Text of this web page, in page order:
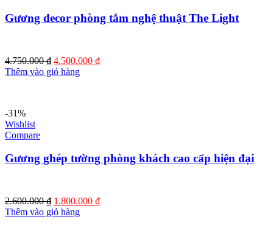
Gương decor phòng tắm nghệ thuật The Light
4.750.000₫ Giá
gốc
4.500.000 ₫Giá
Thêm vào giỏ hàng
-31%
Wishlist
Compare
Gương ghép tường phòng khách cao cấp hiện đại
2.600.000₫ Giá
gốc
1.800.000 ₫Giá
Thêm vào giỏ hàng